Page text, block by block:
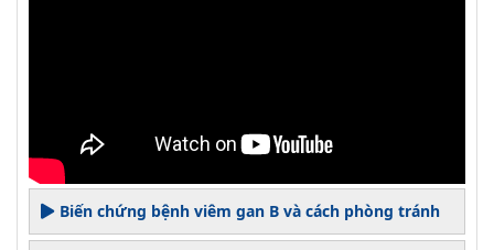
Biến chứng bệnh viêm gan B và cách phòng tránh